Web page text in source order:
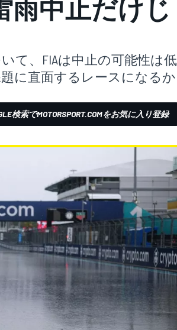
中止だけじ
て、FIAは中止の可能性は低
に直面するレースになるか
検索でMOTORSPORT.COMをお気に入り登録